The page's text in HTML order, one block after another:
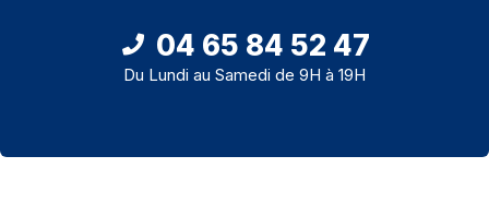
04 65 84 52 47
Du Lundi au Samedi de 9H à 19H